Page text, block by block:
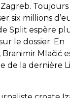
six millions
Split espère
le dossier. En
Mlačić
de la dernière